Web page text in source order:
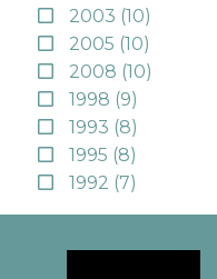
2003 (10)
2005 (10)
2008 (10)
1998 (9)
1993 (8)
1995 (8)
1992 (7)